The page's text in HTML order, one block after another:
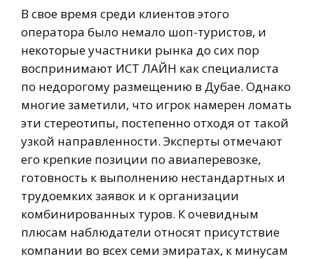
В свое время среди клиентов этого
оператора было немало шоп-туристов, и
некоторые участники рынка до сих пор
воспринимают ИСТ ЛАЙН как специалиста
по недорогому размещению в Дубае. Однако
многие заметили, что игрок намерен ломать
эти стереотипы, постепенно отходя от такой
узкой направленности. Эксперты отмечают
его крепкие позиции по авиаперевозке,
готовность к выполнению нестандартных и
трудоемких заявок и к организации
комбинированных туров. К очевидным
плюсам наблюдатели относят присутствие
компании во всех семи эмиратах, к минусам